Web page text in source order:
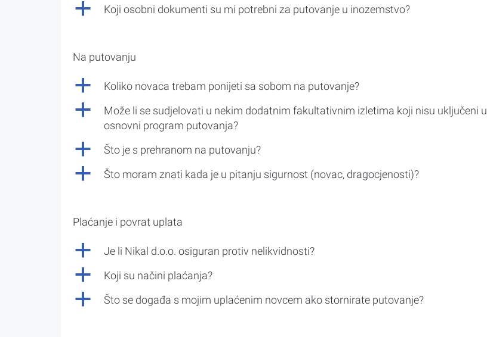
a Koji osobni dokumenti su mi potrebni za putovanje u inozemstvo?
Na putovanju
a Koliko novaca trebam ponijeti sa sobom na putovanje?
a
Može li se sudjelovati u nekim dodatnim fakultativnim izletima koji nisu uključeni u
osnovni program putovanja?
a Što je s prehranom na putovanju?
a Što moram znati kada je u pitanju sigurnost (novac, dragocjenosti)?
Plaćanje i povrat uplata
a Je li Nikal d.o.o. osiguran protiv nelikvidnosti?
a Koji su načini plaćanja?
a Što se događa s mojim uplaćenim novcem ako stornirate putovanje?